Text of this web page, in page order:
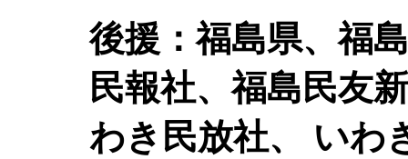
後援：福島県、福
民報社、福島民友
わき民放社、 いわ